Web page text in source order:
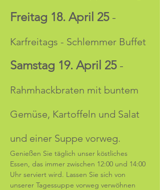
Freitag 18. April 25 -
Karfreitags - Schlemmer Buffet
Samstag 19. April 25 -
Rahmhackbraten mit buntem
Gemüse, Kartoffeln und Salat
und einer Suppe vorweg.
Genießen Sie täglich unser köstliches
Essen, das immer zwischen 12:00 und 14:00
Uhr serviert wird. Lassen Sie sich von
unserer Tagessuppe vorweg verwöhnen